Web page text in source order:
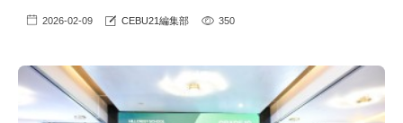
2026-02-09 CEBU21編集部 350